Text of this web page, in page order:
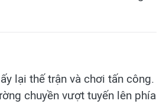
lại thế trận và chơi tấn công.​
chuyền vượt tuyến lên phía